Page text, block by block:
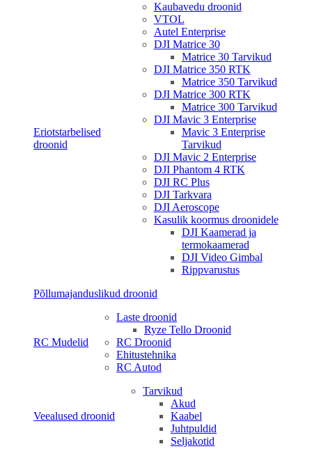
Eriotstarbelised
droonid
Kaubavedu droonid
VTOL
Autel Enterprise
DJI Matrice 30
Matrice 30 Tarvikud
DJI Matrice 350 RTK
Matrice 350 Tarvikud
DJI Matrice 300 RTK
Matrice 300 Tarvikud
DJI Mavic 3 Enterprise
Mavic 3 Enterprise
Tarvikud
DJI Mavic 2 Enterprise
DJI Phantom 4 RTK
DJI RC Plus
DJI Tarkvara
DJI Aeroscope
Kasulik koormus droonidele
DJI Kaamerad ja
termokaamerad
DJI Video Gimbal
Rippvarustus
Põllumajanduslikud droonid
RC Mudelid
Laste droonid
Ryze Tello Droonid
RC Droonid
Ehitustehnika
RC Autod
Veealused droonid
Tarvikud
Akud
Kaabel
Juhtpuldid
Seljakotid